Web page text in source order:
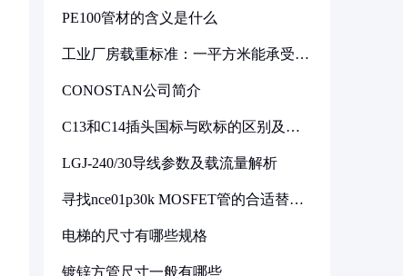
PE100管材的含义是什么
工业厂房载重标准：一平方米能承受多
CONOSTAN公司简介
C13和C14插头国标与欧标的区别及其
LGJ-240/30导线参数及载流量解析
寻找nce01p30k MOSFET管的合适替代
电梯的尺寸有哪些规格
镀锌方管尺寸一般有哪些